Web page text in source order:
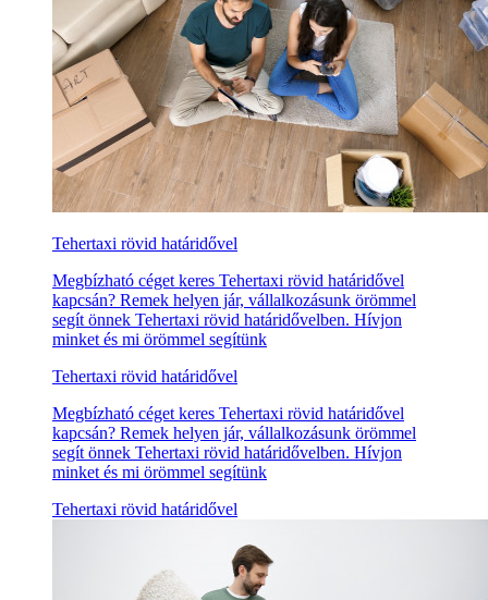
Tehertaxi rövid határidővel
Megbízható céget keres Tehertaxi rövid határidővel
kapcsán? Remek helyen jár, vállalkozásunk örömmel
segít önnek Tehertaxi rövid határidővelben. Hívjon
minket és mi örömmel segítünk
Tehertaxi rövid határidővel
Megbízható céget keres Tehertaxi rövid határidővel
kapcsán? Remek helyen jár, vállalkozásunk örömmel
segít önnek Tehertaxi rövid határidővelben. Hívjon
minket és mi örömmel segítünk
Tehertaxi rövid határidővel